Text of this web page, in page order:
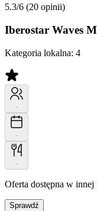
5.3/6 (20 opinii)
Iberostar Waves
Kategoria lokalna: 4
-
-
-
Oferta dostępna w
Sprawdź